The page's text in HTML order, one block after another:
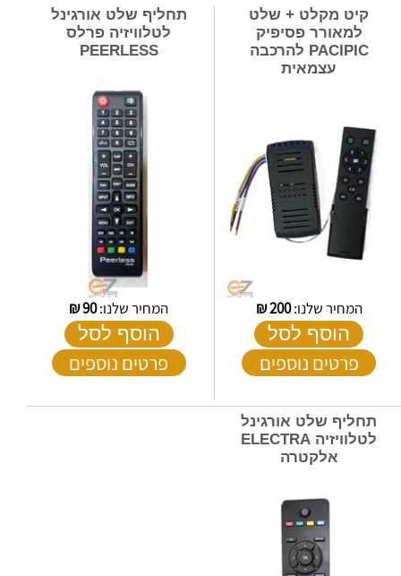
קיט מקלט + שלט
למאורר פסיפיק
PACIPIC להרכבה
עצמאית
המחיר שלנו:200
₪
הוסף לסל
פרטים נוספים
תחליף שלט אורגינל
לטלוויזיה פרלס
PEERLESS
המחיר שלנו:90
₪
הוסף לסל
פרטים נוספים
תחליף שלט אורגינל
לטלוויזיה ELECTRA
אלקטרה